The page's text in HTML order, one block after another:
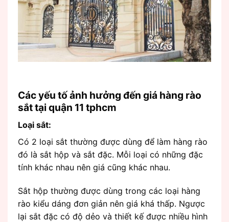
Các yếu tố ảnh hưởng đến giá hàng rào
sắt tại quận 11 tphcm
Loại sắt:
Có 2 loại sắt thường được dùng để làm hàng rào
đó là sắt hộp và sắt đặc. Mỗi loại có những đặc
tính khác nhau nên giá cũng khác nhau.
Sắt hộp thường được dùng trong các loại hàng
rào kiểu dáng đơn giản nên giá khá thấp. Ngược
lại sắt đặc có độ dẻo và thiết kế được nhiều hình